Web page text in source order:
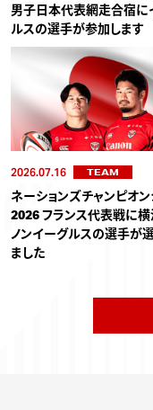
男子日本代表網走合宿に
ルスの選手が参加します
2026.07.16 TEAM
ネーションズチャンピオン
2026 フランス代表戦に横
ノンイーグルスの選手が
ました